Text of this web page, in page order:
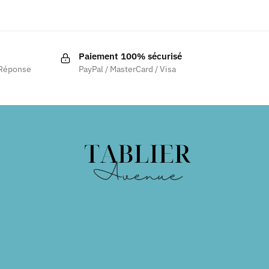
Paiement 100% sécurisé
PayPal / MasterCard / Visa